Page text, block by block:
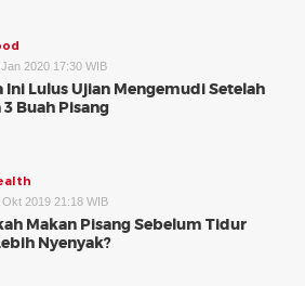
2020 17:30 WIB
Ini Lulus Ujian Mengemudi Setelah
3 Buah Pisang
Okt 2019 21:18 WIB
Makan Pisang Sebelum Tidur
Nyenyak?